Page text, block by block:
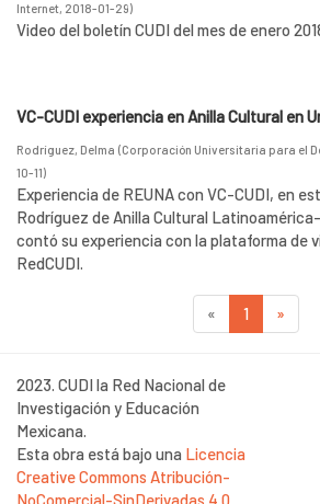
Internet, 2018-01-29)
Video del boletín CUDI del mes de enero
VC-CUDI experiencia en Anilla Cultural en
Rodríguez, Delma (Corporación Universitaria para el
10-11)
Experiencia de REUNA con VC-CUDI, en
Rodríguez de Anilla Cultural
contó su experiencia con la plataforma de
RedCUDI.
« 1 »
2023. CUDI la Red Nacional de
Investigación y Educación
Mexicana.
Esta obra está bajo una Licencia
Creative Commons Atribución-
NoComercial-SinDerivadas 4.0